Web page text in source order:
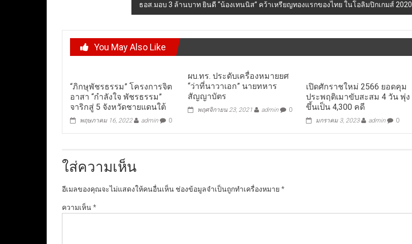
ธอส.มอบ 3 ล้านบาท ยินดี “น้องเทนนิส” คว้าเหรียญทองแรกของไทย ในโอลิมปิกเกมส์ 2020
You May Also Like
“ภิกษุพัชรธรรม” โครงการจิต
อาสา “กำลังใจ พัชรธรรม”
จาริกสู่ 5 จังหวัดชายแดนใต้
พฤษภาคม 16, 2022 admin 0
ผบ.ทร. ประดับเครื่องหมายยศ
“ว่าที่นาวาเอก” นายทหาร
สัญญาบัตร
พฤศจิกายน 23, 2021 admin 0
เปิดศักราชใหม่ 2566 ยอดคุม
ประพฤติเมาขับสะสม 4 วัน พุ่ง
ขึ้นเป็น 4,300 คดี
มกราคม 3, 2023 admin 0
ใส่ความเห็น
อีเมลของคุณจะไม่แสดงให้คนอื่นเห็น ช่องข้อมูลจำเป็นถูกทำเครื่องหมาย *
ความเห็น*